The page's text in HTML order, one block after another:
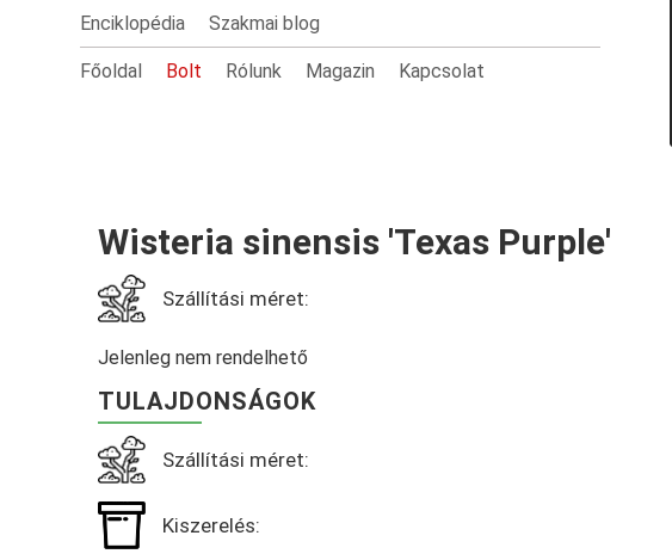
Enciklopédia Szakmai blog
Főoldal Bolt Rólunk Magazin Kapcsolat
Wisteria sinensis 'Texas Purple'
Szállítási méret:
Jelenleg nem rendelhető
TULAJDONSÁGOK
Szállítási méret:
Kiszerelés: